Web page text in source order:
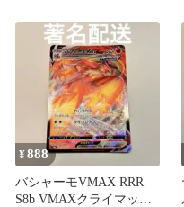
¥888
バシャーモVMAX RRR
S8b VMAXクライマック